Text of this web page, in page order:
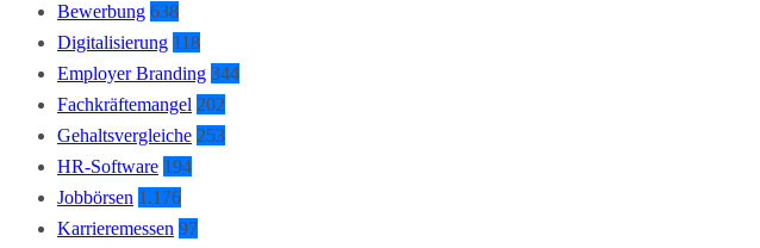
Bewerbung 638
Digitalisierung 118
Employer Branding 344
Fachkräftemangel 202
Gehaltsvergleiche 253
HR-Software 194
Jobbörsen 1.176
Karrieremessen 97